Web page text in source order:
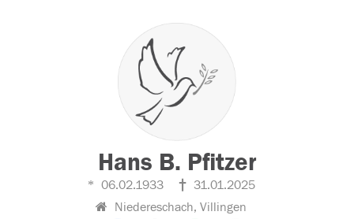
Hans B. Pfitzer
06.02.1933
31.01.2025
Niedereschach, Villingen